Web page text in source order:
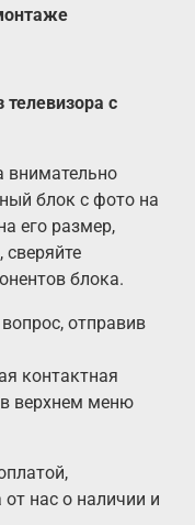
с
внимательно
блок с фото на
его размер,
блока.
отправив
контактная
верхнем меню
нас о наличии и